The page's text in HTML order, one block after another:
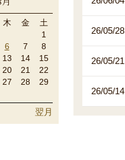
26/05/28
26/05/21
26/05/14
木 金
土
1
6 7
8
13 14
15
20 21
22
27 28
29
翌月